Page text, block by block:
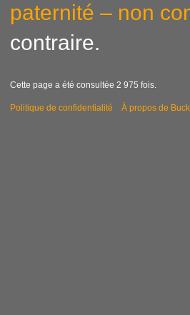
paternité – non
contraire.
Cette page a été consultée 2 975 fois.
Politique de confidentialité À propos de